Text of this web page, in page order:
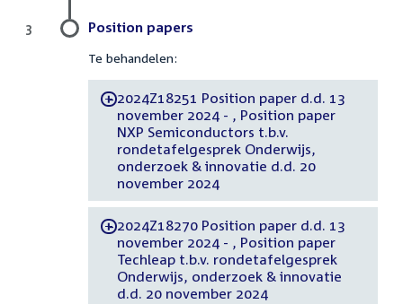
Position papers
Te behandelen:
-2024Z18251 Position paper d.d. 13
november 2024 - , Position paper
NXP Semiconductors t.b.v.
rondetafelgesprek Onderwijs,
onderzoek & innovatie d.d. 20
november 2024
-2024Z18270 Position paper d.d. 13
november 2024 - , Position paper
Techleap t.b.v. rondetafelgesprek
Onderwijs, onderzoek & innovatie
d.d. 20 november 2024
3